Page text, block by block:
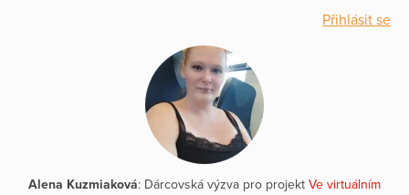
Přihlásit se
Alena Kuzmiaková: Dárcovská výzva pro projekt Ve virtuálním